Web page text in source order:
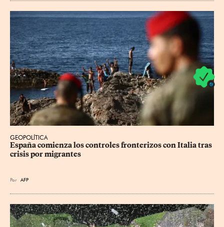
GEOPOLÍTICA
España comienza los controles fronterizos con Italia tras
crisis por migrantes
Por AFP